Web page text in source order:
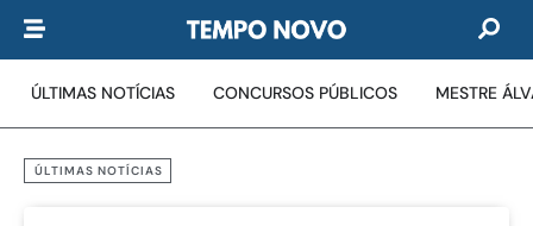
ÚLTIMAS NOTÍCIAS CONCURSOS PÚBLICOS MESTRE
ÚLTIMAS NOTÍCIAS